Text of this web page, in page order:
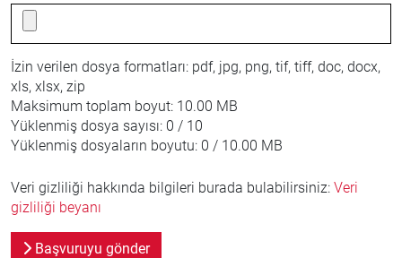
İzin verilen dosya formatları: pdf, jpg, png, tif, tiff, doc, docx,
xls, xlsx, zip
Maksimum toplam boyut: 10.00 MB
Yüklenmiş dosya sayısı: 0 / 10
Yüklenmiş dosyaların boyutu: 0 / 10.00 MB
Veri gizliliği hakkında bilgileri burada bulabilirsiniz: Veri
gizliliği beyanı
Başvuruyu gönder